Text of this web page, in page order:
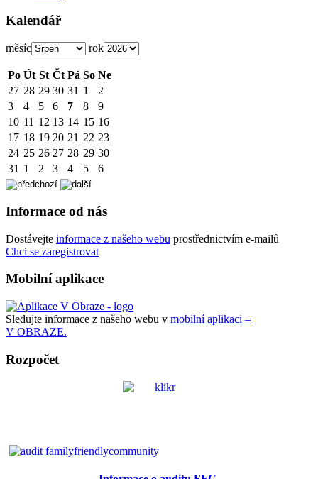
Kalendář
měsíc rok
Po Út St Čt Pá So Ne
27 28 29 30 31 1
2
3
4 5 6 7 8
9
10 11 12 13 14 15 16
17 18 19 20 21 22 23
24 25 26 27 28 29 30
31 1 2 3 4 5 6
Informace od nás
Dostávejte informace z našeho webu prostřednictvím e-mailů
Chci se zaregistrovat
Mobilní aplikace
Sledujte informace z našeho webu v mobilní aplikaci –
V OBRAZE.
Rozpočet